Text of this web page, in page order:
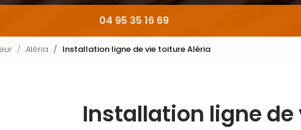
04 95 35 16 69
Aléria Installation ligne de vie toiture Aléria
Installation ligne